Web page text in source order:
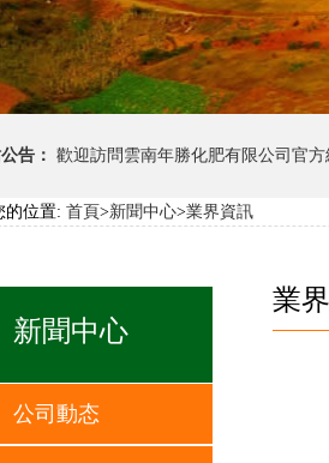
告： 歡迎訪問雲南年勝化肥有限公司官方
的位置: 首頁>新聞中心>業界資訊
新聞中心
公司動态
業